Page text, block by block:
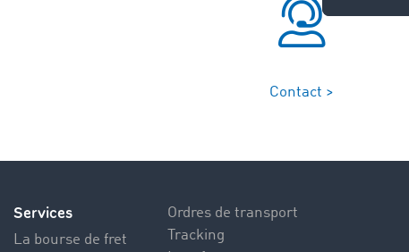
Contact >
Services
La bourse de fret
Ordres de transport
Tracking